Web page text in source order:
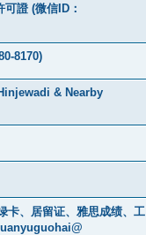
證 (微信ID：
8170)
& Nearby
卡、居留证、雅思成绩、工